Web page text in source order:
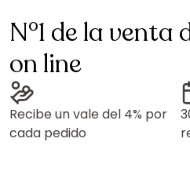
N°1 de la
on line
Recibe un vale del 4% por
cada pedido